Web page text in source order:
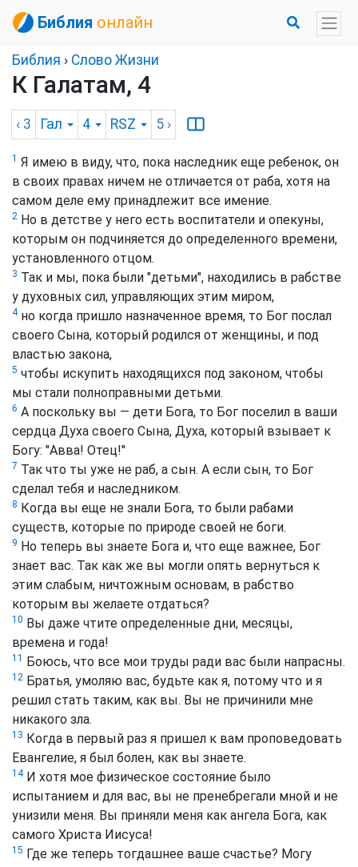
Библия онлайн
Библия › Слово Жизни
К Галатам, 4
‹ 3 Гал 4 RSZ 5 ›
1 Я имею в виду, что, пока наследник еще ребенок, он
в своих правах ничем не отличается от раба, хотя на
самом деле ему принадлежит все имение.
2 Но в детстве у него есть воспитатели и опекуны,
которым он подчиняется до определенного времени,
установленного отцом.
3 Так и мы, пока были "детьми", находились в рабстве
у духовных сил, управляющих этим миром,
4но когда пришло назначенное время, то Бог послал
своего Сына, который родился от женщины, и под
властью закона,
5 чтобы искупить находящихся под законом, чтобы
мы стали полноправными детьми.
6 А поскольку вы — дети Бога, то Бог поселил в ваши
сердца Духа своего Сына, Духа, который взывает к
Богу: "Aвва! Отец!"
7 Так что ты уже не раб, а сын. A если сын, то Бог
сделал тебя и наследником.
8 Когда вы еще не знали Бога, то были рабами
существ, которые по природе своей не боги.
9 Но теперь вы знаете Бога и, что еще важнее, Бог
знает вас. Так как же вы могли опять вернуться к
этим слабым, ничтожным основам, в рабство
которым вы желаете отдаться?
10 Вы даже чтите определенные дни, месяцы,
времена и года!
11 Боюсь, что все мои труды ради вас были напрасны.
12 Братья, умоляю вас, будьте как я, потому что и я
решил стать таким, как вы. Вы не причинили мне
никакого зла.
13 Когда в первый раз я пришел к вам проповедовать
Евангелие, я был болен, как вы знаете.
14И хотя мое физическое состояние было
испытанием и для вас, вы не пренебрегали мной и не
унизили меня. Вы приняли меня как ангела Бога, как
самого Христа Иисуса!
15 Где же теперь тогдашнее ваше счастье? Могу